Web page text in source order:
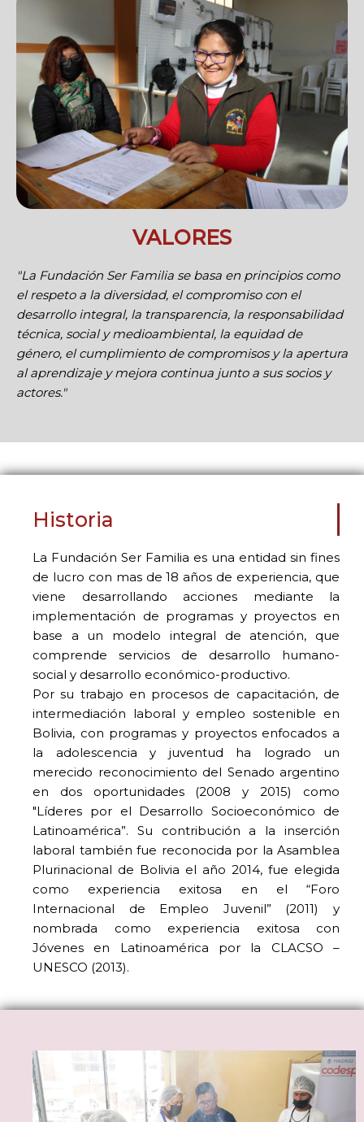
VALORES
"La Fundación Ser Familia se basa en principios como
el respeto a la diversidad, el compromiso con el
desarrollo integral, la transparencia, la responsabilidad
técnica, social y medioambiental, la equidad de
género, el cumplimiento de compromisos y la apertura
al aprendizaje y mejora continua junto a sus socios y
actores."
Historia
La Fundación Ser Familia es una entidad sin fines
de lucro con mas de 18 años de experiencia, que
viene desarrollando acciones mediante la
implementación de programas y proyectos en
base a un modelo integral de atención, que
comprende servicios de desarrollo humano-
social y desarrollo económico-productivo.
Por su trabajo en procesos de capacitación, de
intermediación laboral y empleo sostenible en
Bolivia, con programas y proyectos enfocados a
la adolescencia y juventud ha logrado un
merecido reconocimiento del Senado argentino
en dos oportunidades (2008 y 2015) como
"Líderes por el Desarrollo Socioeconómico de
Latinoamérica”. Su contribución a la inserción
laboral también fue reconocida por la Asamblea
Plurinacional de Bolivia el año 2014, fue elegida
como experiencia exitosa en el “Foro
Internacional de Empleo Juvenil” (2011) y
nombrada como experiencia exitosa con
Jóvenes en Latinoamérica por la CLACSO –
UNESCO (2013).